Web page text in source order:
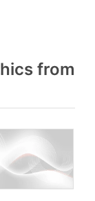
from